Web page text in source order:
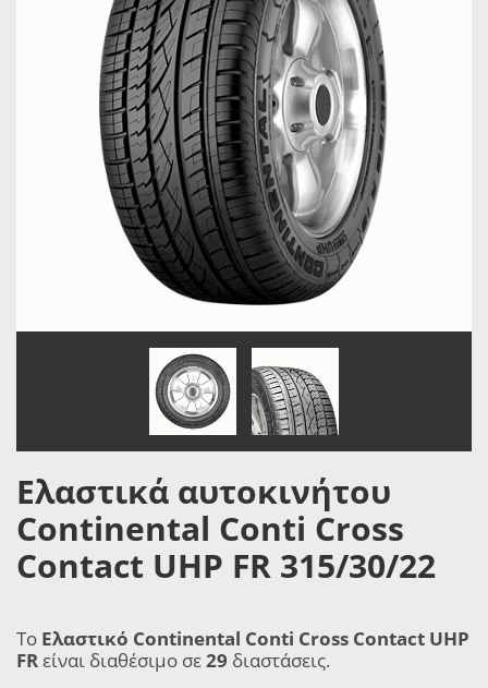
Ελαστικά αυτοκινήτου
Continental Conti Cross
Contact UHP FR 315/30/22
Το Ελαστικό Continental Conti Cross Contact UHP
FRείναι διαθέσιμο σε29 διαστάσεις.